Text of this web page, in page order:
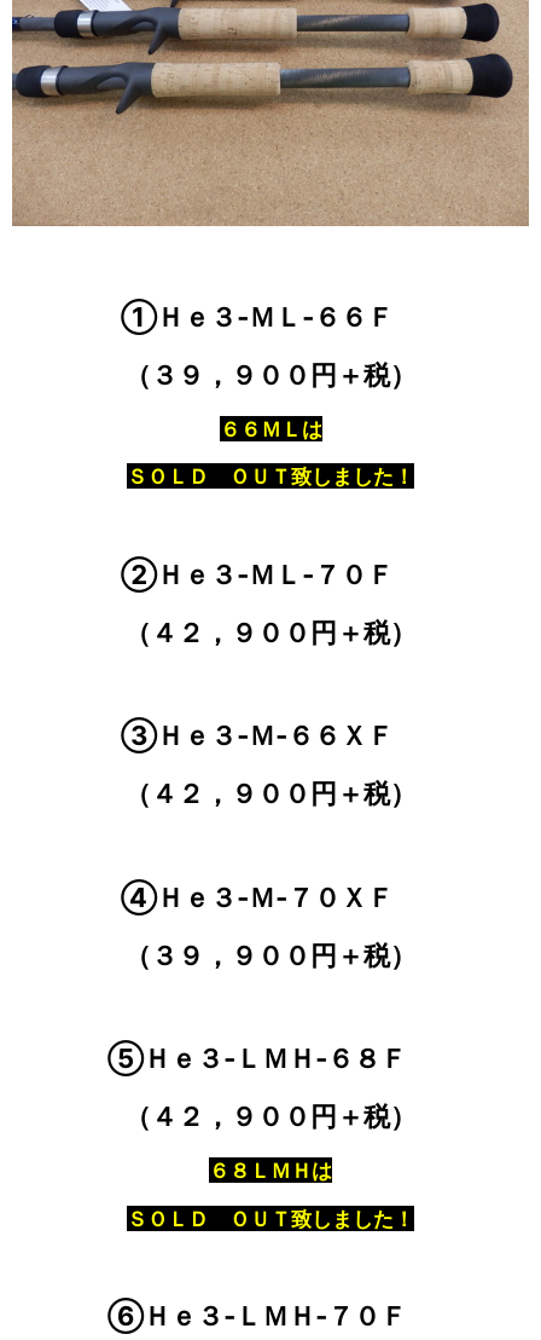
①Ｈｅ３‐ＭＬ‐６６Ｆ
（３９，９００円＋税）
６６ＭＬは
ＳＯＬＤ ＯＵＴ致しました！
②Ｈｅ３‐ＭＬ‐７０Ｆ
（４２，９００円＋税）
③Ｈｅ３‐Ｍ‐６６ＸＦ
（４２，９００円＋税）
④Ｈｅ３‐Ｍ‐７０ＸＦ
（３９，９００円＋税）
⑤Ｈｅ３‐ＬＭＨ‐６８Ｆ
（４２，９００円＋税）
６８ＬＭＨは
ＳＯＬＤ ＯＵＴ致しました！
⑥Ｈｅ３‐ＬＭＨ‐７０Ｆ